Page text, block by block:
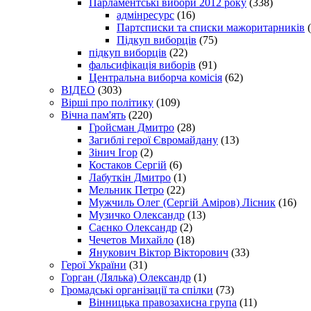
адмінресурс (16)
Партсписки та списки мажоритарників
Підкуп виборців (75)
підкуп виборців (22)
фальсифікація виборів (91)
Центральна виборча комісія (62)
ВІДЕО (303)
Вірші про політику (109)
Вічна пам'ять (220)
Гройсман Дмитро (28)
Загиблі герої Євромайдану (13)
Зінич Ігор (2)
Костаков Сергій (6)
Лабуткін Дмитро (1)
Мельник Петро (22)
Мужчиль Олег (Сергій Аміров) Лісник (16)
Музичко Олександр (13)
Саєнко Олександр (2)
Чечетов Михайло (18)
Янукович Віктор Вікторович (33)
Герої України (31)
Горган (Лялька) Олександр (1)
Громадські організації та спілки (73)
Вінницька правозахисна група (11)